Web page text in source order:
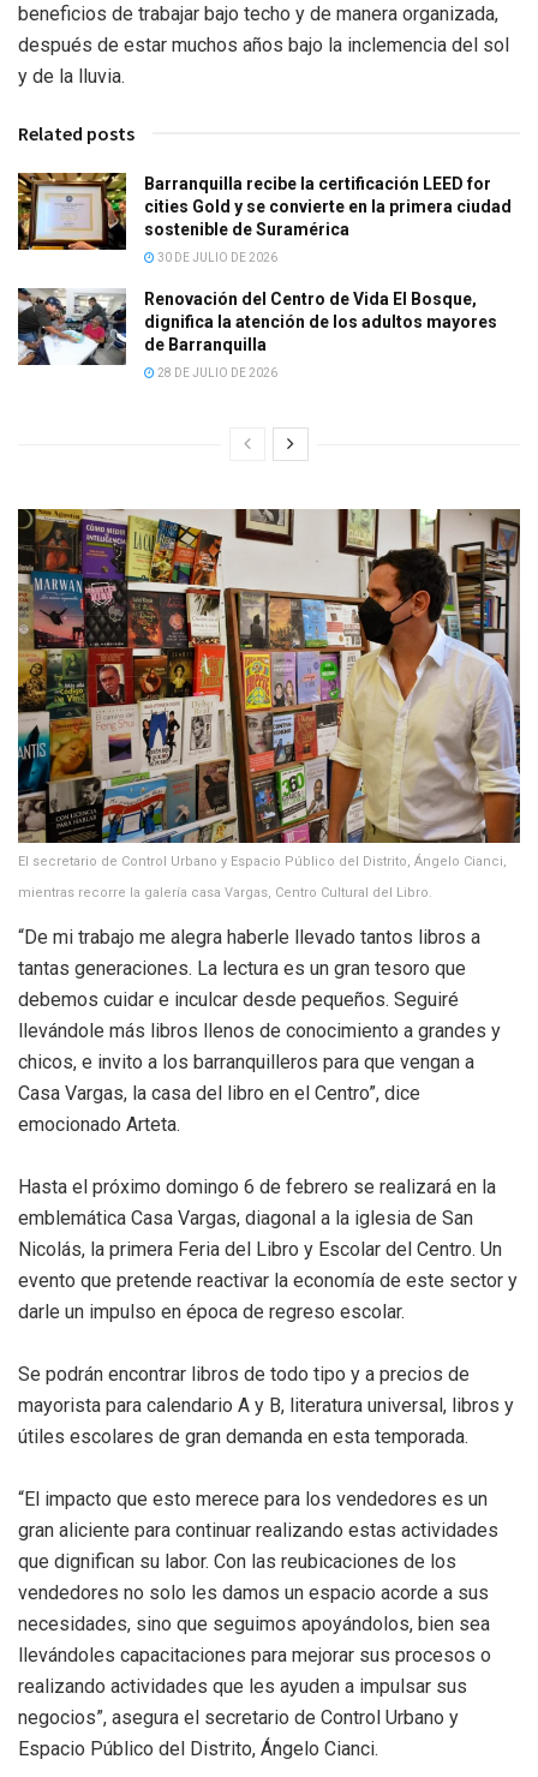
beneficios de trabajar bajo techo y de manera organizada,
después de estar muchos años bajo la inclemencia del sol
y de la lluvia.
Related posts
Barranquilla recibe la certificación LEED for
cities Gold y se convierte en la primera ciudad
sostenible de Suramérica
30 DE JULIO DE 2026
Renovación del Centro de Vida El Bosque,
dignifica la atención de los adultos mayores
de Barranquilla
28 DE JULIO DE 2026
El secretario de Control Urbano y Espacio Público del Distrito, Ángelo Cianci,
mientras recorre la galería casa Vargas, Centro Cultural del Libro.
“De mi trabajo me alegra haberle llevado tantos libros a
tantas generaciones. La lectura es un gran tesoro que
debemos cuidar e inculcar desde pequeños. Seguiré
llevándole más libros llenos de conocimiento a grandes y
chicos, e invito a los barranquilleros para que vengan a
Casa Vargas, la casa del libro en el Centro”, dice
emocionado Arteta.
Hasta el próximo domingo 6 de febrero se realizará en la
emblemática Casa Vargas, diagonal a la iglesia de San
Nicolás, la primera Feria del Libro y Escolar del Centro. Un
evento que pretende reactivar la economía de este sector y
darle un impulso en época de regreso escolar.
Se podrán encontrar libros de todo tipo y a precios de
mayorista para calendario A y B, literatura universal, libros y
útiles escolares de gran demanda en esta temporada.
“El impacto que esto merece para los vendedores es un
gran aliciente para continuar realizando estas actividades
que dignifican su labor. Con las reubicaciones de los
vendedores no solo les damos un espacio acorde a sus
necesidades, sino que seguimos apoyándolos, bien sea
llevándoles capacitaciones para mejorar sus procesos o
realizando actividades que les ayuden a impulsar sus
negocios”, asegura el secretario de Control Urbano y
Espacio Público del Distrito, Ángelo Cianci.